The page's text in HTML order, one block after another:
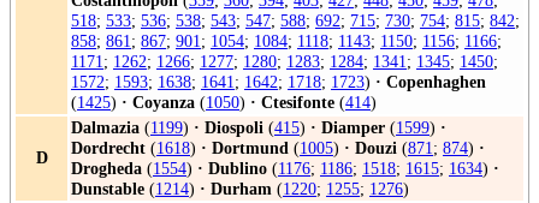
518; 533; 536; 538; 543; 547; 588; 692; 715; 730; 754; 815; 842;
858; 861; 867; 901; 1054; 1084; 1118; 1143; 1150; 1156; 1166;
1171; 1262; 1266; 1277; 1280; 1283; 1284; 1341; 1345; 1450;
1572; 1593; 1638; 1641; 1642; 1718; 1723) · Copenhaghen
(1425) · Coyanza (1050) · Ctesifonte (414)
D
Dalmazia (1199) · Diospoli (415) · Diamper (1599) ·
Dordrecht (1618) · Dortmund (1005) · Douzi (871; 874) ·
Drogheda (1554) · Dublino (1176; 1186; 1518; 1615; 1634) ·
Dunstable (1214) · Durham (1220; 1255; 1276)